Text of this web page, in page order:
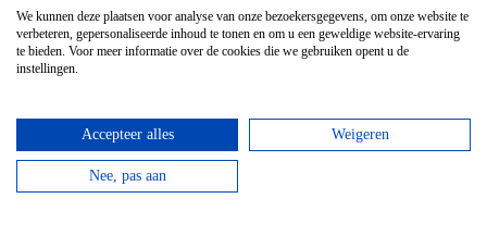
Hotel Domaine Des Hautes Fagnes
We kunnen deze plaatsen voor analyse van onze bezoekersgegevens, om onze website te
verbeteren, gepersonaliseerde inhoud te tonen en om u een geweldige website-ervaring
te bieden. Voor meer informatie over de cookies die we gebruiken opent u de
instellingen.
Accepteer alles Weigeren
Nee, pas aan